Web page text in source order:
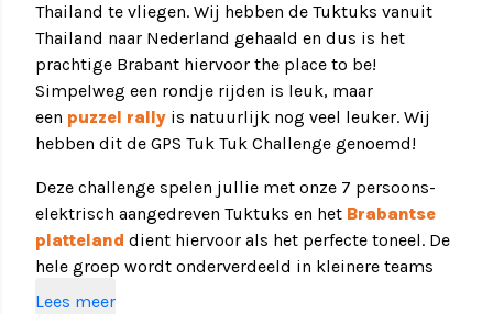
Thailand te vliegen. Wij hebben de Tuktuks vanuit
Thailand naar Nederland gehaald en dus is het
prachtige Brabant hiervoor the place to be!
Simpelweg een rondje rijden is leuk, maar
een puzzel rally is natuurlijk nog veel leuker. Wij
hebben dit de GPS Tuk Tuk Challenge genoemd!
Deze challenge spelen jullie met onze 7 persoons-
elektrisch aangedreven Tuktuks en het Brabantse
platteland dient hiervoor als het perfecte toneel. De
hele groep wordt onderverdeeld in kleinere teams
van maximaal 7 personen en verdeeld over onze
Lees meer